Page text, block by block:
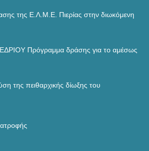
της Ε.Λ.Μ.Ε. Πιερίας στην διωκόμενη
Πρόγραμμα δράσης για το αμέσως
της πειθαρχικής δίωξης του